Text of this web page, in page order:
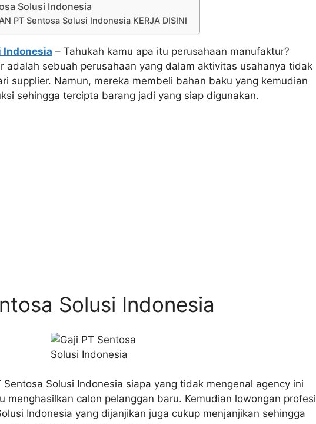
Solusi Indonesia
PT Sentosa Solusi Indonesia KERJA DISINI
Indonesia – Tahukah kamu apa itu perusahaan manufaktur?
adalah sebuah perusahaan yang dalam aktivitas usahanya tidak
supplier. Namun, mereka membeli bahan baku yang kemudian
sehingga tercipta barang jadi yang siap digunakan.
Solusi Indonesia
Sentosa Solusi Indonesia siapa yang tidak mengenal agency ini
menghasilkan calon pelanggan baru. Kemudian lowongan profesi
Indonesia yang dijanjikan juga cukup menjanjikan sehingga